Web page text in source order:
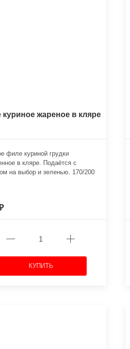
жареное в кляре
филе куриной грудки
в кляре. Подаётся с
на выбор и зеленью. 170/200
КУПИТЬ